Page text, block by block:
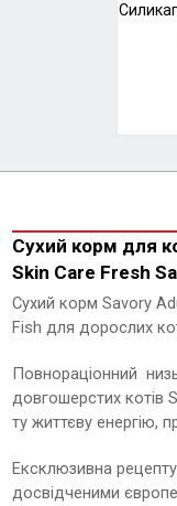
Сухий корм для
Skin Care Fresh
Сухий корм Savory
Fish для дорослих
Повнораціонний
довгошерстих котів
ту життєву енергію,
Ексклюзивна
досвідченими